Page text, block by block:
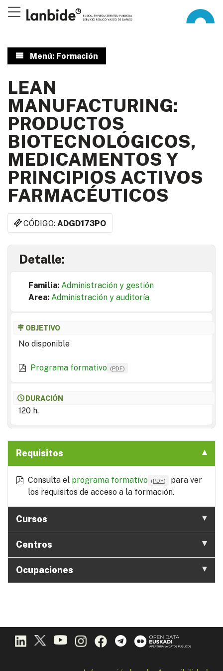
Menú: Formación
LEAN
MANUFACTURING:
PRODUCTOS
BIOTECNOLÓGICOS,
MEDICAMENTOS Y
PRINCIPIOS ACTIVOS
FARMACÉUTICOS
CÓDIGO:ADGD173PO
Detalle:
Familia: Administración y gestión
Area: Administración y auditoría
OBJETIVO
No disponible
Programa formativo (PDF)
DURACIÓN
120 h.
Requisitos
Consulta el programa formativo (PDF)
para ver
los requisitos de acceso a la formación.
Cursos
Centros
Ocupaciones